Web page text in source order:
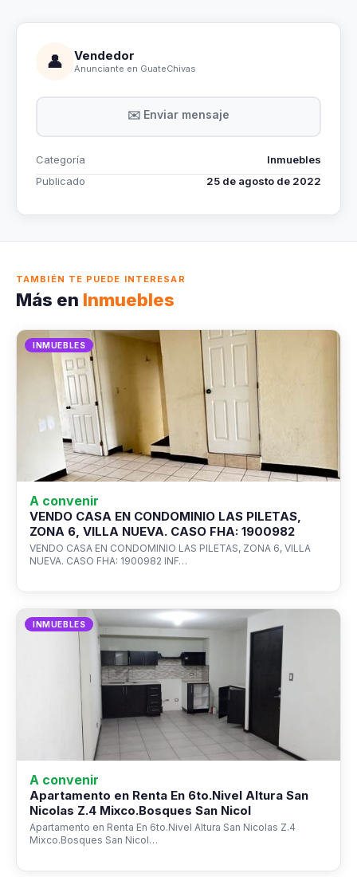
👤 Vendedor
Anunciante en GuateChivas
✉️ Enviar mensaje
Categoría
Inmuebles
Publicado
25 de agosto de 2022
TAMBIÉN TE PUEDE INTERESAR
Más en Inmuebles
INMUEBLES
A convenir
VENDO CASA EN CONDOMINIO LAS PILETAS,
ZONA 6, VILLA NUEVA. CASO FHA: 1900982
VENDO CASA EN CONDOMINIO LAS PILETAS, ZONA 6, VILLA
NUEVA. CASO FHA: 1900982 INF…
INMUEBLES
A convenir
Apartamento en Renta En 6to.Nivel Altura San
Nicolas Z.4 Mixco.Bosques San Nicol
Apartamento en Renta En 6to.Nivel Altura San Nicolas Z.4
Mixco.Bosques San Nicol…